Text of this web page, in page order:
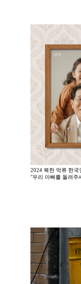
2024 북한 억류 한국
"우리 아빠를 돌려주